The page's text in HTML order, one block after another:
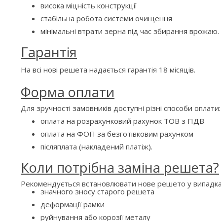
висока міцність конструкції
стабільна робота системи очищення
мінімальні втрати зерна під час збирання врожаю.
Гарантія
На всі нові решета надається гарантія 18 місяців.
Форма оплати
Для зручності замовників доступні різні способи оплати:
оплата на розрахунковий рахунок ТОВ з ПДВ
оплата на ФОП за безготівковим рахунком
післяплата (накладений платіж).
Коли потрібна заміна решета?
Рекомендується встановлювати нове решето у
значного зносу старого решета
деформації рамки
руйнування або корозії металу